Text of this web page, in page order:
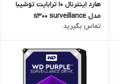
هارد اینترنال 10 ترابایت توشیبا
مدل s300 surveillance
تماس بگیرید